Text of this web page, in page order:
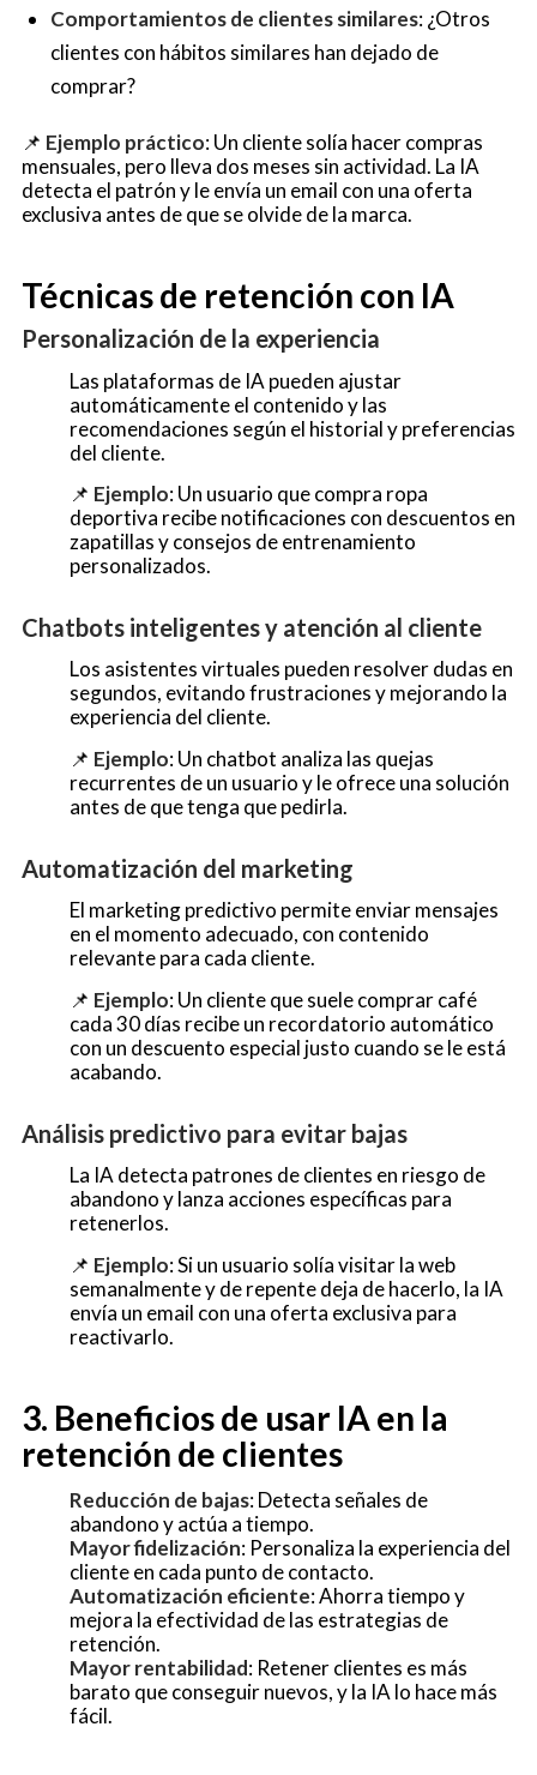
Comportamientos de clientes similares: ¿Otros
clientes con hábitos similares han dejado de
comprar?
📌 Ejemplo práctico: Un cliente solía hacer compras
mensuales, pero lleva dos meses sin actividad. La IA
detecta el patrón y le envía un email con una oferta
exclusiva antes de que se olvide de la marca.
Técnicas de retención con IA
Personalización de la experiencia
Las plataformas de IA pueden ajustar
automáticamente el contenido y las
recomendaciones según el historial y preferencias
del cliente.
📌 Ejemplo: Un usuario que compra ropa
deportiva recibe notificaciones con descuentos en
zapatillas y consejos de entrenamiento
personalizados.
Chatbots inteligentes y atención al cliente
Los asistentes virtuales pueden resolver dudas en
segundos, evitando frustraciones y mejorando la
experiencia del cliente.
📌 Ejemplo: Un chatbot analiza las quejas
recurrentes de un usuario y le ofrece una solución
antes de que tenga que pedirla.
Automatización del marketing
El marketing predictivo permite enviar mensajes
en el momento adecuado, con contenido
relevante para cada cliente.
📌 Ejemplo: Un cliente que suele comprar café
cada 30 días recibe un recordatorio automático
con un descuento especial justo cuando se le está
acabando.
Análisis predictivo para evitar bajas
La IA detecta patrones de clientes en riesgo de
abandono y lanza acciones específicas para
retenerlos.
📌 Ejemplo: Si un usuario solía visitar la web
semanalmente y de repente deja de hacerlo, la IA
envía un email con una oferta exclusiva para
reactivarlo.
3. Beneficios de usar IA en la
retención de clientes
Reducción de bajas: Detecta señales de
abandono y actúa a tiempo.
Mayor fidelización: Personaliza la experiencia del
cliente en cada punto de contacto.
Automatización eficiente: Ahorra tiempo y
mejora la efectividad de las estrategias de
retención.
Mayor rentabilidad: Retener clientes es más
barato que conseguir nuevos, y la IA lo hace más
fácil.